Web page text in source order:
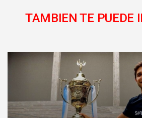
TAMBIEN TE PUEDE